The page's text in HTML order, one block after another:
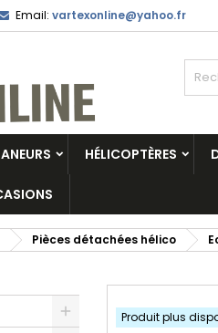
Email: vartexonline@yahoo.fr
HÉLICOPTÈRES
Pièces détachées hélico
Produit plus